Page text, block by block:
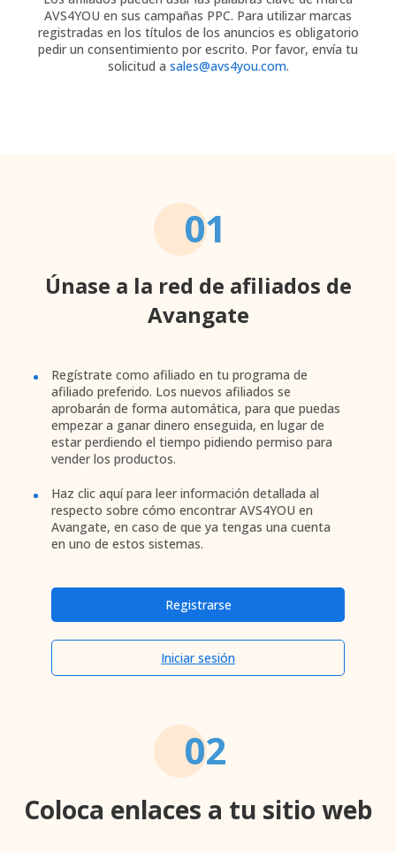
AVS4YOU en sus campañas PPC. Para utilizar marcas
registradas en los títulos de los anuncios es obligatorio
pedir un consentimiento por escrito. Por favor, envía tu
solicitud a sales@avs4you.com.
01
Únase a la red de afiliados de
Avangate
Regístrate como afiliado en tu programa de
afiliado preferido. Los nuevos afiliados se
aprobarán de forma automática, para que puedas
empezar a ganar dinero enseguida, en lugar de
estar perdiendo el tiempo pidiendo permiso para
vender los productos.
Haz clic aquí para leer información detallada al
respecto sobre cómo encontrar AVS4YOU en
Avangate, en caso de que ya tengas una cuenta
en uno de estos sistemas.
Registrarse
Iniciar sesión
02
Coloca enlaces a tu sitio web